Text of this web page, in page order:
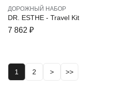
ДОРОЖНЫЙ НАБОР
DR. ESTHE - Travel Kit
7 862 ₽
1 2 > >>